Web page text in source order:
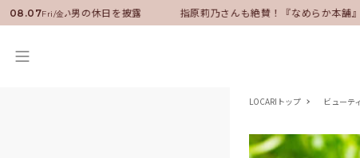
08.07Fri/金
就任！いい男の休日を披露 指原莉乃さんも絶賛！『なめらか本舗』
LOCARIトップ ビューテ